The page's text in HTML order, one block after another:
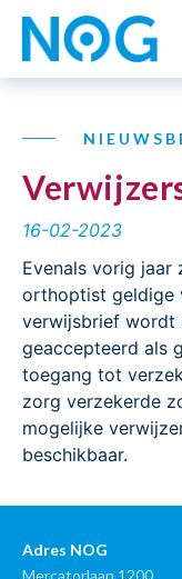
16-02-2023
Evenals vorig
orthoptist geldige
verwijsbrief wordt
geaccepteerd als
toegang tot
zorg verzekerde
mogelijke
beschikbaar.
Adres NOG